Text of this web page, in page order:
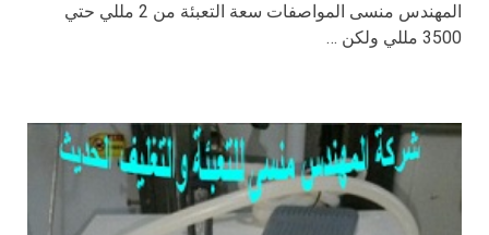
المهندس منسى المواصفات سعة التعبئة من 2 مللي حتي
3500 مللي ولكن …